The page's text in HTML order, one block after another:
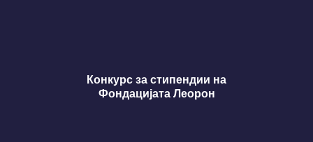
Конкурс за стипендии на
Фондацијата Леорон